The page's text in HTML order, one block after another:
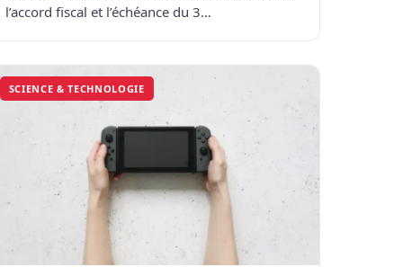
l’accord fiscal et l’échéance du 3…
SCIENCE & TECHNOLOGIE